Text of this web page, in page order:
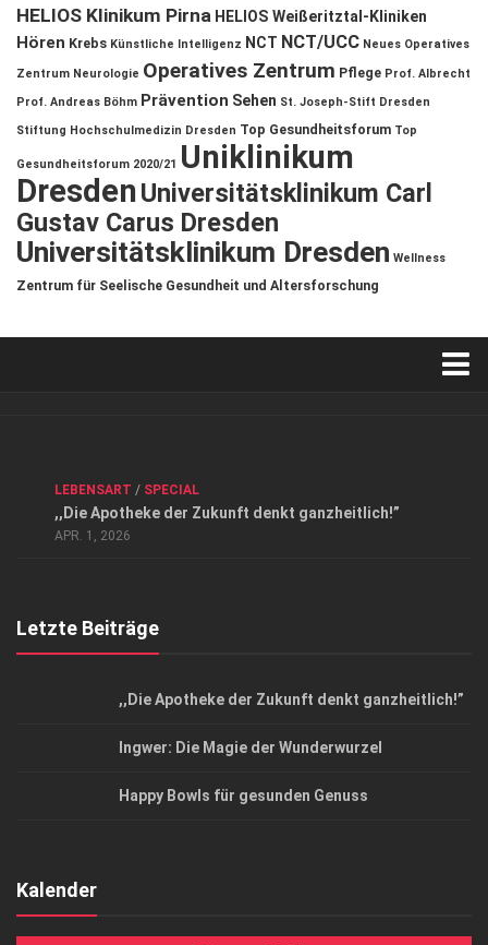
HELIOS Klinikum Pirna HELIOS Weißeritztal-Kliniken
Hören Krebs Künstliche Intelligenz NCT NCT/UCC Neues Operatives
Zentrum Neurologie Operatives Zentrum Pflege Prof. Albrecht
Prof. Andreas Böhm Prävention Sehen St. Joseph-Stift Dresden
Stiftung Hochschulmedizin Dresden Top Gesundheitsforum Top
Gesundheitsforum 2020/21 Uniklinikum
DresdenUniversitätsklinikum Carl
Gustav Carus Dresden
Universitätsklinikum Dresden Wellness
Zentrum für Seelische Gesundheit und Altersforschung
Datenschutzerklärung
Top Magazin Dresden / Ostsachsen
LEBENSART / SPECIAL
,,Die Apotheke der Zukunft denkt ganzheitlich!”
APR. 1, 2026
Letzte Beiträge
,,Die Apotheke der Zukunft denkt ganzheitlich!”
Ingwer: Die Magie der Wunderwurzel
Happy Bowls für gesunden Genuss
Kalender